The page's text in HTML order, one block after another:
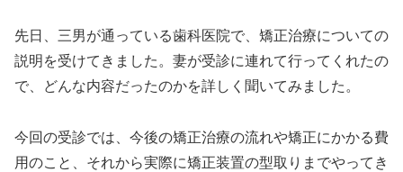
先日、三男が通っている歯科医院で、矯正治療についての
説明を受けてきました。妻が受診に連れて行ってくれたの
で、どんな内容だったのかを詳しく聞いてみました。
今回の受診では、今後の矯正治療の流れや矯正にかかる費
用のこと、それから実際に矯正装置の型取りまでやってき